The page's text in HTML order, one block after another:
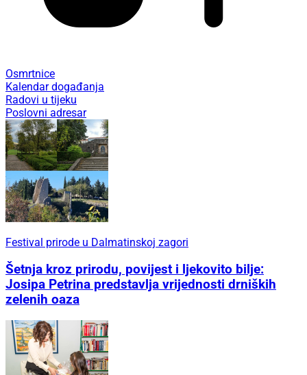
Osmrtnice
Kalendar događanja
Radovi u tijeku
Poslovni adresar
Festival prirode u Dalmatinskoj zagori
Šetnja kroz prirodu, povijest i ljekovito bilje:
Josipa Petrina predstavlja vrijednosti drniških
zelenih oaza